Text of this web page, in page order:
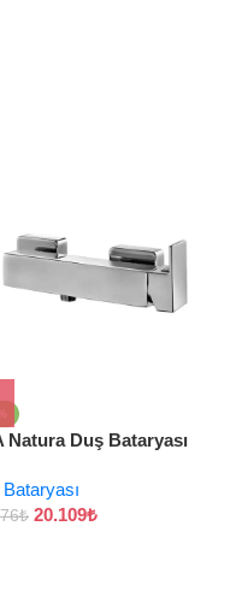
Natura Duş Bataryası
₺ 20.109₺